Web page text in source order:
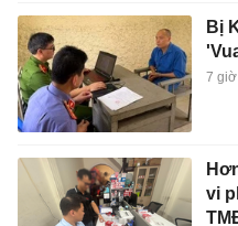
Bị
7
vi